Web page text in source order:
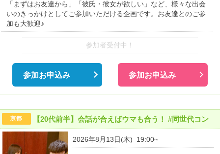
「まずはお友達から」「彼氏・彼女が欲しい」など、様々な出会
いのきっかけとしてご参加いただける企画です。お友達とのご参
加も大歓迎♪
参加者受付中！
参加お申込み 参加お申込み
京都 【20代前半】会話が合えばウマも合う！ #同世代コン
2026年8月13日(木) 19:00~